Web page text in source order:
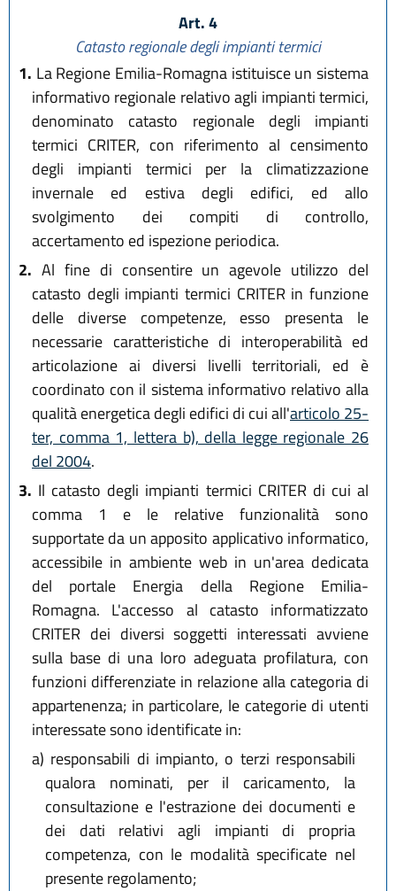
Art. 4
Catasto regionale degli impianti termici
1. La Regione Emilia-Romagna istituisce un sistema
informativo regionale relativo agli impianti termici,
denominato catasto regionale degli impianti
termici CRITER, con riferimento al censimento
degli impianti termici per la climatizzazione
invernale ed estiva degli edifici, ed allo
svolgimento dei compiti di controllo,
accertamento ed ispezione periodica.
2. Al fine di consentire un agevole utilizzo del
catasto degli impianti termici CRITER in funzione
delle diverse competenze, esso presenta le
necessarie caratteristiche di interoperabilità ed
articolazione ai diversi livelli territoriali, ed è
coordinato con il sistema informativo relativo alla
qualità energetica degli edifici di cui all'articolo 25-
ter, comma 1, lettera b), della legge regionale 26
del 2004.
3. Il catasto degli impianti termici CRITER di cui al
comma 1 e le relative funzionalità sono
supportate da un apposito applicativo informatico,
accessibile in ambiente web in un'area dedicata
del portale Energia della Regione Emilia-
Romagna. L'accesso al catasto informatizzato
CRITER dei diversi soggetti interessati avviene
sulla base di una loro adeguata profilatura, con
funzioni differenziate in relazione alla categoria di
appartenenza; in particolare, le categorie di utenti
interessate sono identificate in:
a) responsabili di impianto, o terzi responsabili
qualora nominati, per il caricamento, la
consultazione e l'estrazione dei documenti e
dei dati relativi agli impianti di propria
competenza, con le modalità specificate nel
presente regolamento;